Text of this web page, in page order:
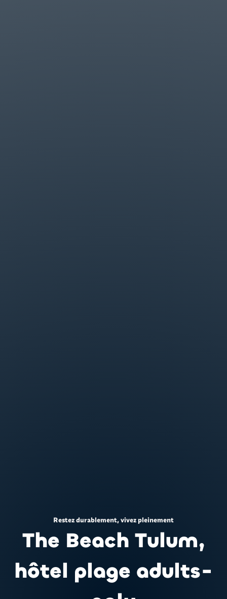
Restez durablement, vivez pleinement
The Beach Tulum,
hôtel plage adults-